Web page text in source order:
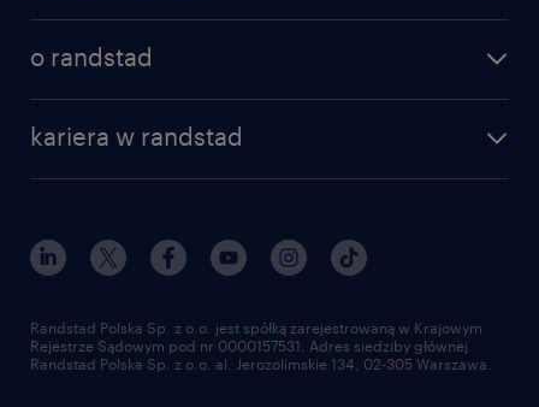
praca w amazon
o randstad
dla mediów
dla dostawców
kariera w randstad
nasz świat
pracuj w randstad
złóż CV
Randstad Polska Sp. z o.o. jest spółką zarejestrowaną w Krajowym
Rejestrze Sądowym pod nr 0000157531. Adres siedziby głównej
Randstad Polska Sp. z o.o. al. Jerozolimskie 134, 02-305 Warszawa.